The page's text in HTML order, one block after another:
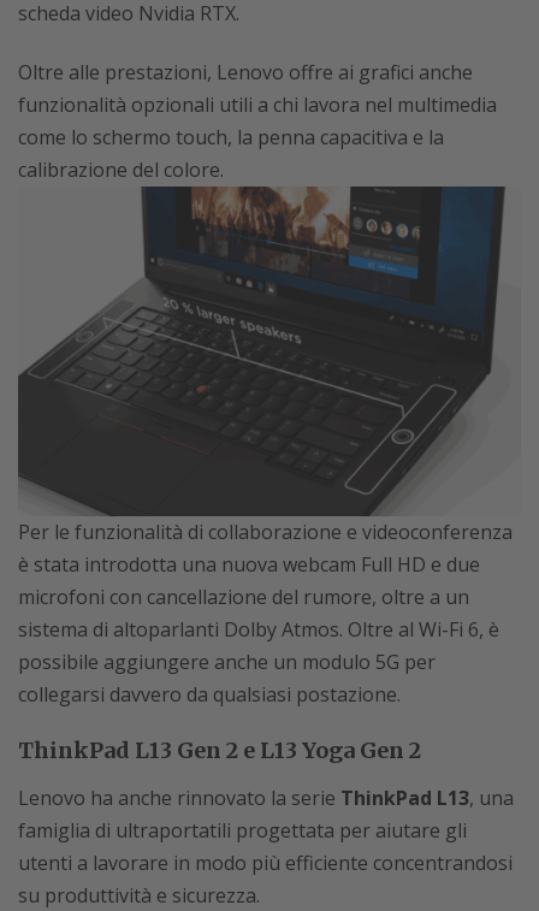
scheda video Nvidia RTX.
Oltre alle prestazioni, Lenovo offre ai grafici anche
funzionalità opzionali utili a chi lavora nel multimedia
come lo schermo touch, la penna capacitiva e la
calibrazione del colore.
Per le funzionalità di collaborazione e videoconferenza
è stata introdotta una nuova webcam Full HD e due
microfoni con cancellazione del rumore, oltre a un
sistema di altoparlanti Dolby Atmos. Oltre al Wi-Fi 6, è
possibile aggiungere anche un modulo 5G per
collegarsi davvero da qualsiasi postazione.
ThinkPad L13 Gen 2 e L13 Yoga Gen 2
Lenovo ha anche rinnovato la serie ThinkPad L13, una
famiglia di ultraportatili progettata per aiutare gli
utenti a lavorare in modo più efficiente concentrandosi
su produttività e sicurezza.